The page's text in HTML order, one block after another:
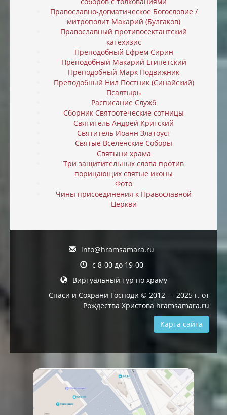
Православно-догматическое Богословие /
митрополит Макарий (Булгаков)
Православный противосектантский
катехизис
Преподобный Ефрем Сирин
Преподобный Макарий Египетский
Преподобный Марк Подвижник
Преподобный Нил Постник (Синайский)
Псалтырь
Расписание Служб
Сборник Святоотеческие сотницы
Святитель Андрей Критский
Святитель Иоанн Златоуст
Святые Вселенские Соборы
Святыни храма
Три защитительных слова против
порицающих святые иконы
Фото
Чины присоединения к Православной
Церкви
info@hramsamara.ru
с 8-00 до 19-00
Виртуальный тур по храму
Спаси и Сохрани Господи © 2012 — 2025 г. от
Рождества Христова hramsamara.ru
Карта сайта